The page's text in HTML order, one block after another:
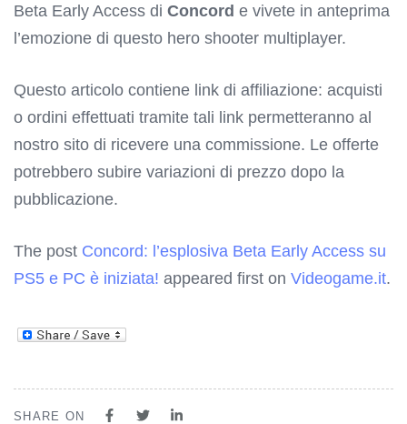
Beta Early Access di Concord e vivete in anteprima
l’emozione di questo hero shooter multiplayer.
Questo articolo contiene link di affiliazione: acquisti
o ordini effettuati tramite tali link permetteranno al
nostro sito di ricevere una commissione. Le offerte
potrebbero subire variazioni di prezzo dopo la
pubblicazione.
The post Concord: l’esplosiva Beta Early Access su
PS5 e PC è iniziata! appeared first on Videogame.it.
SHARE ON